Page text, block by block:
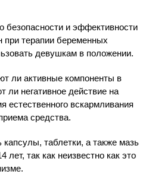
безопасности и эффективности
терапии беременных
девушкам в положении.
ли активные компоненты в
ли негативное действие на
естественного вскармливания
средства.
таблетки, а также мазь
так как неизвестно как это